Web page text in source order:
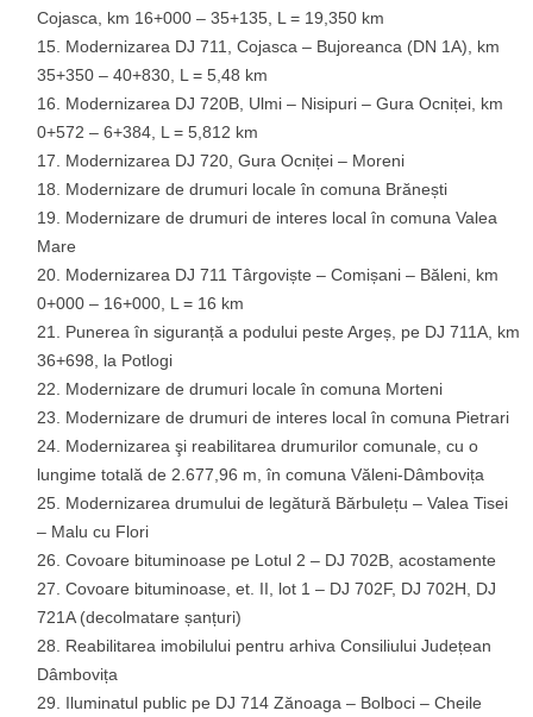
Cojasca, km 16+000 – 35+135, L = 19,350 km
Modernizarea DJ 711, Cojasca – Bujoreanca (DN 1A), km
35+350 – 40+830, L = 5,48 km
Modernizarea DJ 720B, Ulmi – Nisipuri – Gura Ocniței, km
0+572 – 6+384, L = 5,812 km
Modernizarea DJ 720, Gura Ocniței – Moreni
Modernizare de drumuri locale în comuna Brănești
Modernizare de drumuri de interes local în comuna Valea
Mare
Modernizarea DJ 711 Târgoviște – Comișani – Băleni, km
0+000 – 16+000, L = 16 km
Punerea în siguranță a podului peste Argeș, pe DJ 711A, km
36+698, la Potlogi
Modernizare de drumuri locale în comuna Morteni
Modernizare de drumuri de interes local în comuna Pietrari
Modernizarea şi reabilitarea drumurilor comunale, cu o
lungime totală de 2.677,96 m, în comuna Văleni-Dâmbovița
Modernizarea drumului de legătură Bărbulețu – Valea Tisei
– Malu cu Flori
Covoare bituminoase pe Lotul 2 – DJ 702B, acostamente
Covoare bituminoase, et. II, lot 1 – DJ 702F, DJ 702H, DJ
721A (decolmatare șanțuri)
Reabilitarea imobilului pentru arhiva Consiliului Județean
Dâmbovița
Iluminatul public pe DJ 714 Zănoaga – Bolboci – Cheile